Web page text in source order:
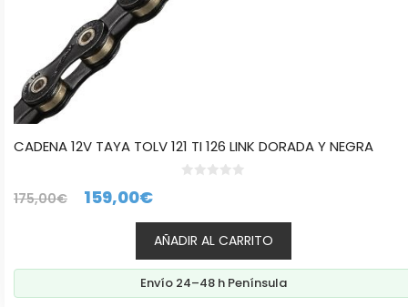
CADENA 12V TAYA TOLV 121 TI 126 LINK DORADA Y NEGRA
175,00€
El
precio
era:
175,00€.
159,00€El
precio
actual
es:
159,00€.
AÑADIR AL CARRITO
Envío 24–48 h Península